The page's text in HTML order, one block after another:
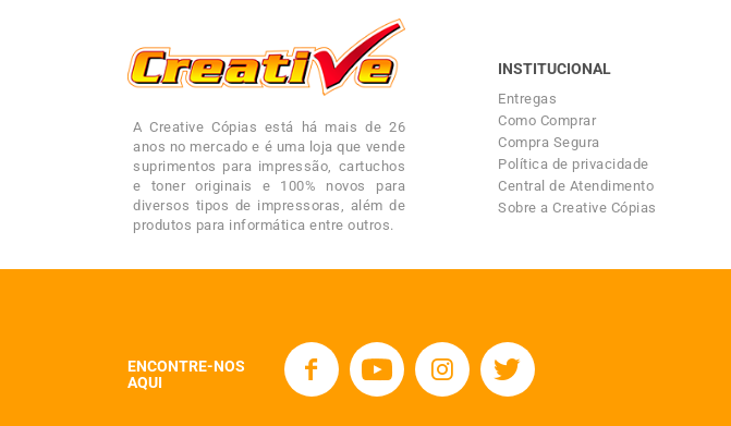
A Creative Cópias está há mais de 26
anos no mercado e é uma loja que vende
suprimentos para impressão, cartuchos
e toner originais e 100% novos para
diversos tipos de impressoras, além de
produtos para informática entre outros.
INSTITUCIONAL
Entregas
Como Comprar
Compra Segura
Política de privacidade
Central de Atendimento
Sobre a Creative Cópias
ENCONTRE-NOS
AQUI